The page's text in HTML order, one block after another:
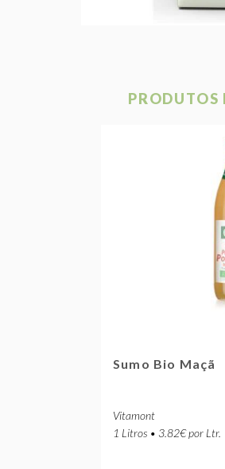
PRODUTOS
Sumo Bio Maçã
Vitamont
1 Litros • 3.82€ por Ltr.